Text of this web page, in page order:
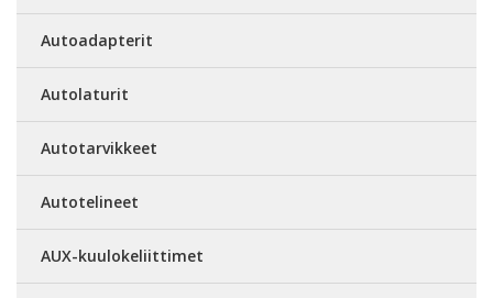
Autoadapterit
Autolaturit
Autotarvikkeet
Autotelineet
AUX-kuulokeliittimet